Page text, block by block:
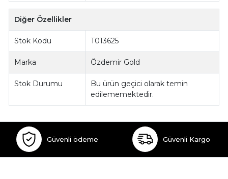
Diğer Özellikler
Stok Kodu T013625
Marka Özdemir Gold
Stok Durumu
Bu ürün geçici olarak temin
edilememektedir.
Güvenli ödeme Güvenli Kargo